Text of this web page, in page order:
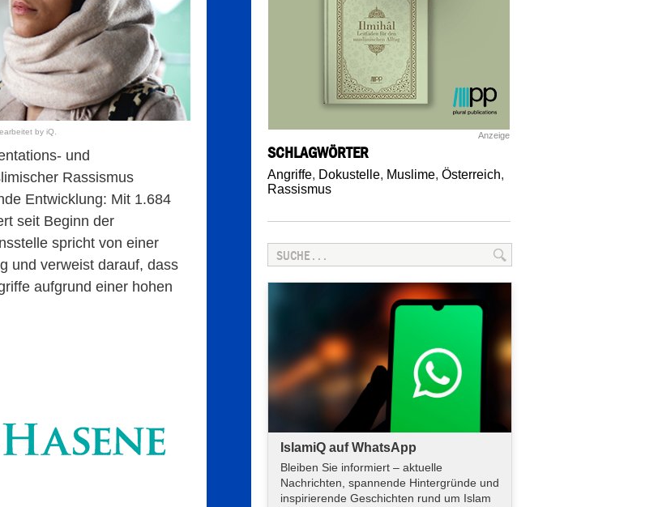
by iQ.
und
Rassismus
Entwicklung: Mit 1.684
seit Beginn der
spricht von einer
und verweist darauf, dass
aufgrund einer hohen
Anzeige
SCHLAGWÖRTER
Angriffe, Dokustelle, Muslime, Österreich,
Rassismus
IslamiQ auf WhatsApp
Bleiben Sie informiert – aktuelle
Nachrichten, spannende Hintergründe und
inspirierende Geschichten rund um Islam